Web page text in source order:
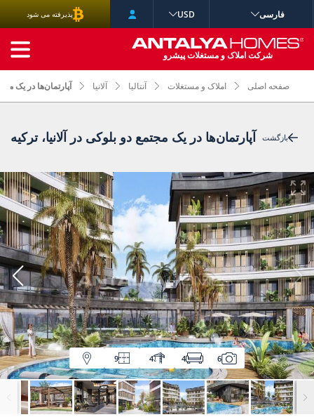
صفحه اصلی املاک و مستغلات آنتالیا آلانیا آپارتمان‌ها در یک
بازگشت آپارتمان‌ها در یک مجتمع دو بلوکی در آلانیا، ترکیه
6
4
4
9
فارسی USD پذیرفته می شود
شرکت املاک و مستغلات پیشرو
جستجوی پیشرفته